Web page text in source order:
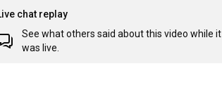
chat replay
See what others said about this video while it
was live.